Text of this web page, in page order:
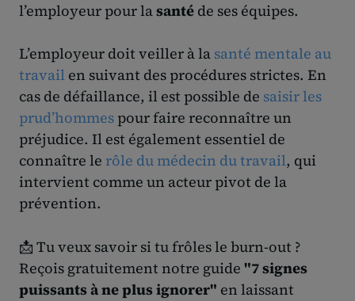
l’employeur pour lasanté de ses équipes.
L’employeur doit veiller à la santé mentale au
travail en suivant des procédures strictes. En
cas de défaillance, il est possible de saisir les
prud’hommes pour faire reconnaître un
préjudice. Il est également essentiel de
connaître le rôle du médecin du travail, qui
intervient comme un acteur pivot de la
prévention.
📩 Tu veux savoir si tu frôles le burn-out ?
Reçois gratuitement notre guide "7 signes
puissants à ne plus ignorer" en laissant